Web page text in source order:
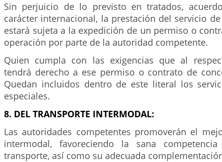
Sin perjuicio de lo previsto en tratados,
carácter internacional, la prestación del servicio
estará sujeta a la expedición de un permiso o
operación por parte de la autoridad competente.
Quien cumpla con las exigencias que al
tendrá derecho a ese permiso o contrato de
Quedan incluidos dentro de este literal los
especiales.
8. DEL TRANSPORTE INTERMODAL:
Las autoridades competentes promoverán el
intermodal, favoreciendo la sana
transporte, así como su adecuada